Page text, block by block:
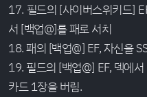
17. 필드의 [사이버스위키드]
서 [백업@]를 패로 서치
18. 패의 [백업@] EF, 자신을
19. 필드의 [백업@] EF, 덱에
카드 1장을 버림.